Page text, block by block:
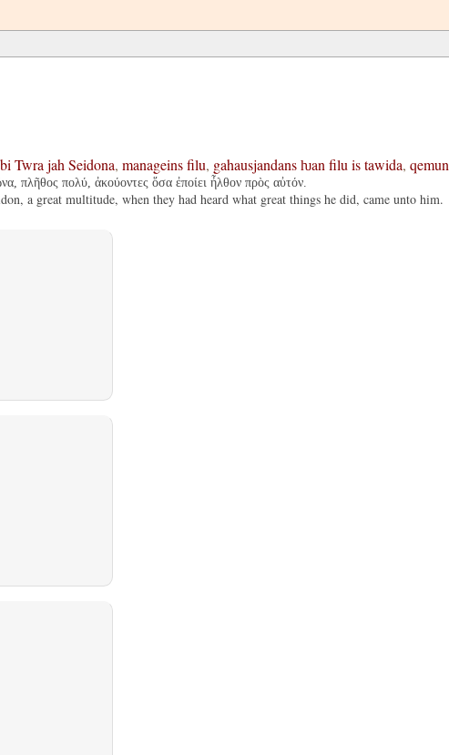
bi Twra jah Seidona, manageins filu, gahausjandans ƕan filu is tawida, qemun
πλῆθος πολύ, ἀκούοντες ὅσα ἐποίει ἦλθον πρὸς αὐτόν.
a great multitude, when they had heard what great things he did, came unto him.